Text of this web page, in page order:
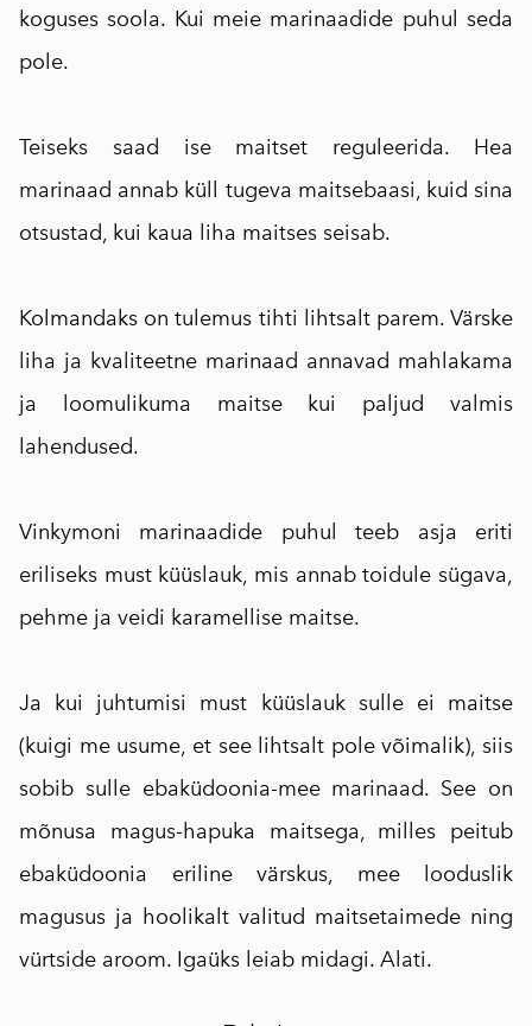
koguses soola. Kui meie marinaadide puhul seda
pole.
Teiseks saad ise maitset reguleerida. Hea
marinaad annab küll tugeva maitsebaasi, kuid sina
otsustad, kui kaua liha maitses seisab.
Kolmandaks on tulemus tihti lihtsalt parem. Värske
liha ja kvaliteetne marinaad annavad mahlakama
ja loomulikuma maitse kui paljud valmis
lahendused.
Vinkymoni marinaadide puhul teeb asja eriti
eriliseks must küüslauk, mis annab toidule sügava,
pehme ja veidi karamellise maitse.
Ja kui juhtumisi must küüslauk sulle ei maitse
(kuigi me usume, et see lihtsalt pole võimalik), siis
sobib sulle ebaküdoonia-mee marinaad. See on
mõnusa magus-hapuka maitsega, milles peitub
ebaküdoonia eriline värskus, mee looduslik
magusus ja hoolikalt valitud maitsetaimede ning
vürtside aroom. Igaüks leiab midagi. Alati.